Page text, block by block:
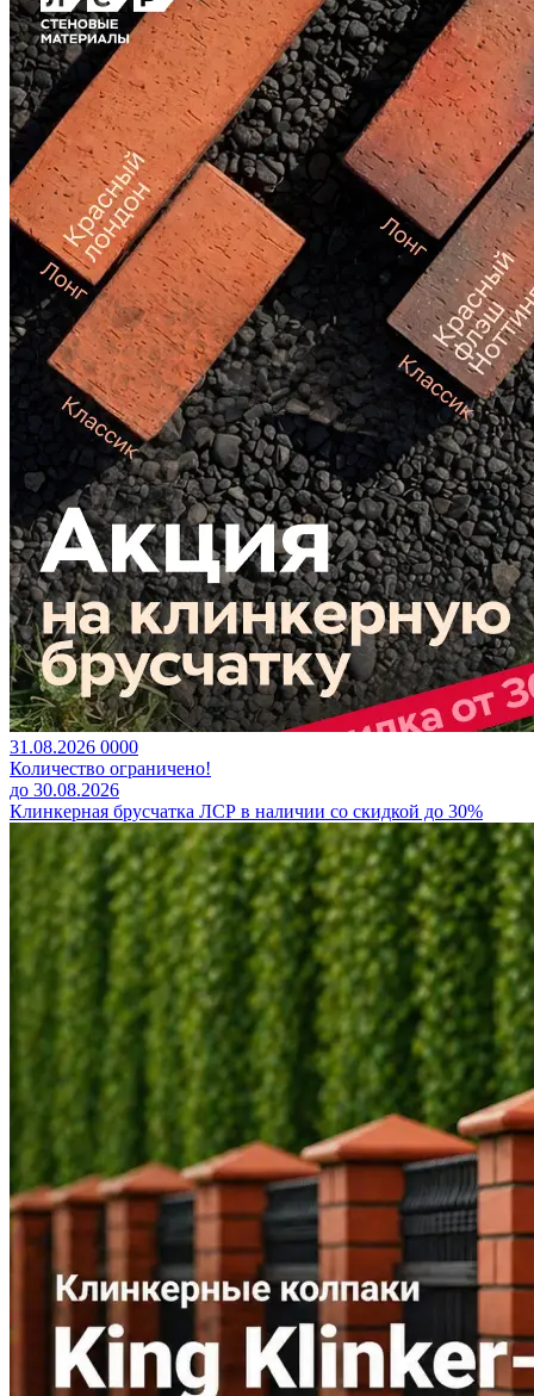
31.08.2026 0000
Количество ограничено!
до 30.08.2026
Клинкерная брусчатка ЛСР в наличии со скидкой до 30%